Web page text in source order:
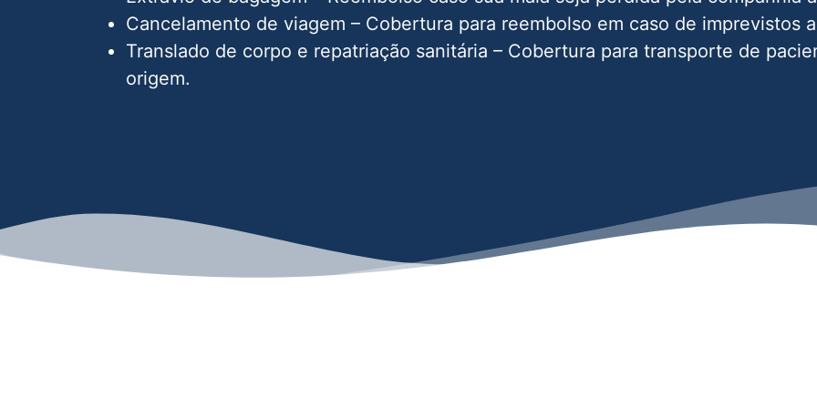
Cancelamento de viagem – Cobertura para reembolso em caso de imprevistos
Translado de corpo e repatriação sanitária – Cobertura para transporte de
origem.